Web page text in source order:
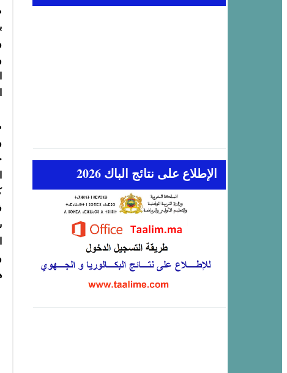
الإطلاع على نتائج الباك 2026